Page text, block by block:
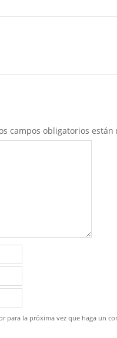
campos obligatorios están
para la próxima vez que haga un